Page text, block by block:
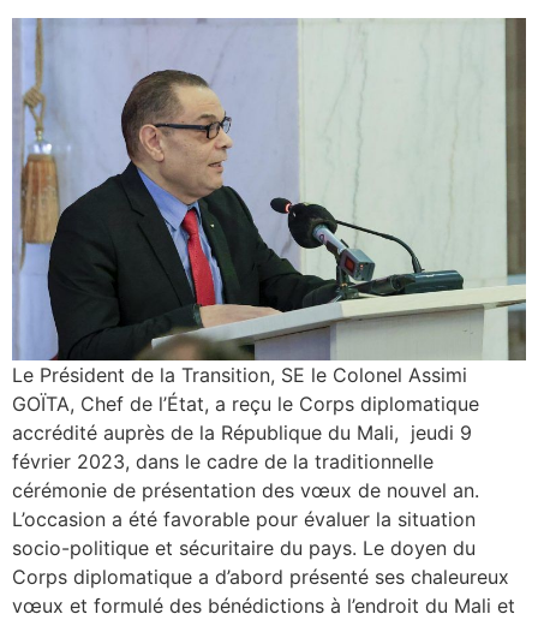
Le Président de la Transition, SE le Colonel Assimi
GOÏTA, Chef de l’État, a reçu le Corps diplomatique
accrédité auprès de la République du Mali, jeudi 9
février 2023, dans le cadre de la traditionnelle
cérémonie de présentation des vœux de nouvel an.
L’occasion a été favorable pour évaluer la situation
socio-politique et sécuritaire du pays. Le doyen du
Corps diplomatique a d’abord présenté ses chaleureux
vœux et formulé des bénédictions à l’endroit du Mali et